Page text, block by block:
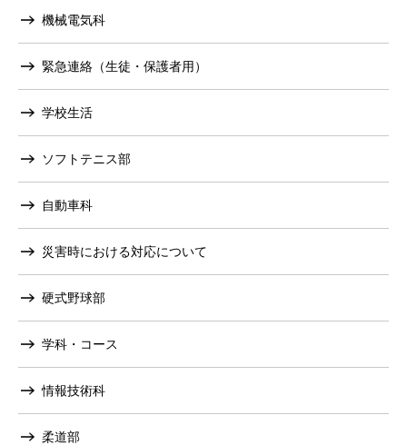
機械電気科
緊急連絡（生徒・保護者用）
学校生活
ソフトテニス部
自動車科
災害時における対応について
硬式野球部
学科・コース
情報技術科
柔道部